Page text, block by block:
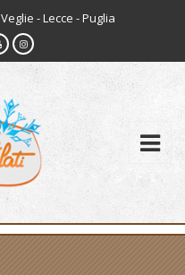
Veglie - Lecce - Puglia